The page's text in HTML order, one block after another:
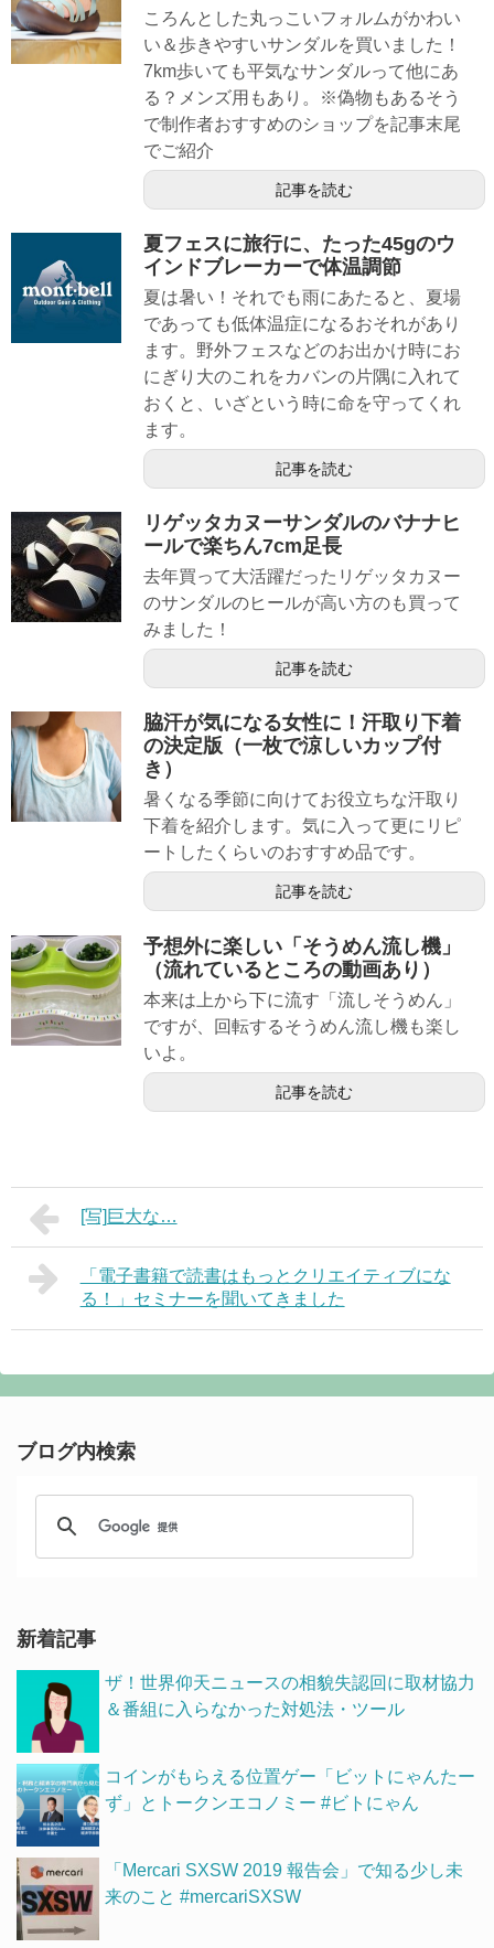
ころんとした丸っこいフォルムがかわい
い＆歩きやすいサンダルを買いました！
7km歩いても平気なサンダルって他にあ
る？メンズ用もあり。※偽物もあるそう
で制作者おすすめのショップを記事末尾
でご紹介
記事を読む
夏フェスに旅行に、たった45gのウ
インドブレーカーで体温調節
夏は暑い！それでも雨にあたると、夏場
であっても低体温症になるおそれがあり
ます。野外フェスなどのお出かけ時にお
にぎり大のこれをカバンの片隅に入れて
おくと、いざという時に命を守ってくれ
ます。
記事を読む
リゲッタカヌーサンダルのバナナヒ
ールで楽ちん7cm足長
去年買って大活躍だったリゲッタカヌー
のサンダルのヒールが高い方のも買って
みました！
記事を読む
脇汗が気になる女性に！汗取り下着
の決定版（一枚で涼しいカップ付
き）
暑くなる季節に向けてお役立ちな汗取り
下着を紹介します。気に入って更にリピ
ートしたくらいのおすすめ品です。
記事を読む
予想外に楽しい「そうめん流し機」
（流れているところの動画あり）
本来は上から下に流す「流しそうめん」
ですが、回転するそうめん流し機も楽し
いよ。
記事を読む
[写]巨大な…
「電子書籍で読書はもっとクリエイティブにな
る！」セミナーを聞いてきました
ブログ内検索
新着記事
ザ！世界仰天ニュースの相貌失認回に取材協力
＆番組に入らなかった対処法・ツール
コインがもらえる位置ゲー「ビットにゃんたー
ず」とトークンエコノミー #ビトにゃん
「Mercari SXSW 2019 報告会」で知る少し未
来のこと #mercariSXSW